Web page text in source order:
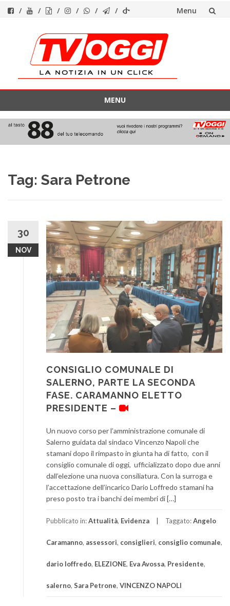
Menu
contenuto
MENU
contenuto
Tag: Sara Petrone
30
NOV
CONSIGLIO COMUNALE DI
SALERNO, PARTE LA SECONDA
FASE. CARAMANNO ELETTO
PRESIDENTE –
Un nuovo corso per l’amministrazione comunale di
Salerno guidata dal sindaco Vincenzo Napoli che
stamani dopo il rimpasto in giunta ha di fatto, con il
consiglio comunale di oggi, ufficializzato dopo due anni
dall’elezione una nuova consiliatura. Con la surroga e
l’accettazione dell’incarico Dario Loffredo stamani ha
preso posto tra i banchi dei membri di […]
Pubblicato in:Attualità, Evidenza Taggato:Angelo
Caramanno, assessori, consiglieri, consiglio comunale,
dario loffredo, ELEZIONE, Eva Avossa, Presidente,
salerno, Sara Petrone, VINCENZO NAPOLI